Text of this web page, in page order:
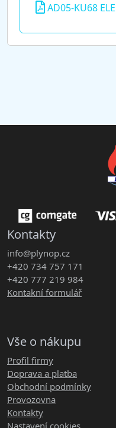
AD05-KU68
Kontakty
info@plynop.cz
+420 734 757 171
+420 777 219 984
Kontakní formulář
Vše o nákupu
Profil firmy
Doprava a platba
Obchodní podmínky
Provozovna
Kontakty
Nastavení cookies